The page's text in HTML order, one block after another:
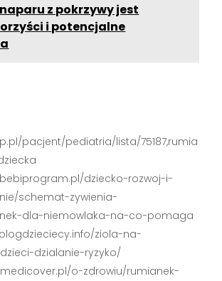
z pokrzywy jest
i potencjalne
pacjent/pediatria/lista/75187,rumia
dziecko-rozwoj-i-
schemat-zywienia-
dla-niemowlaka-na-co-pomaga
ziola-na-
dzialanie-ryzyko/
o-zdrowiu/rumianek-